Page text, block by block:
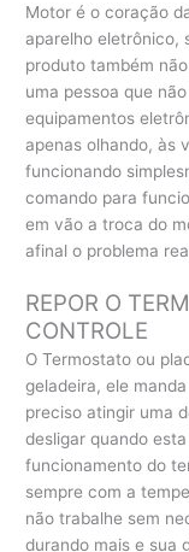
Motor é o coração
aparelho eletrônico,
produto também
uma pessoa que
equipamentos
apenas olhando, às
funcionando
comando para
em vão a troca do
afinal o problema
REPOR O
CONTROLE
O Termostato ou
geladeira, ele
preciso atingir uma
desligar quando
funcionamento do
sempre com a
não trabalhe sem
durando mais e sua